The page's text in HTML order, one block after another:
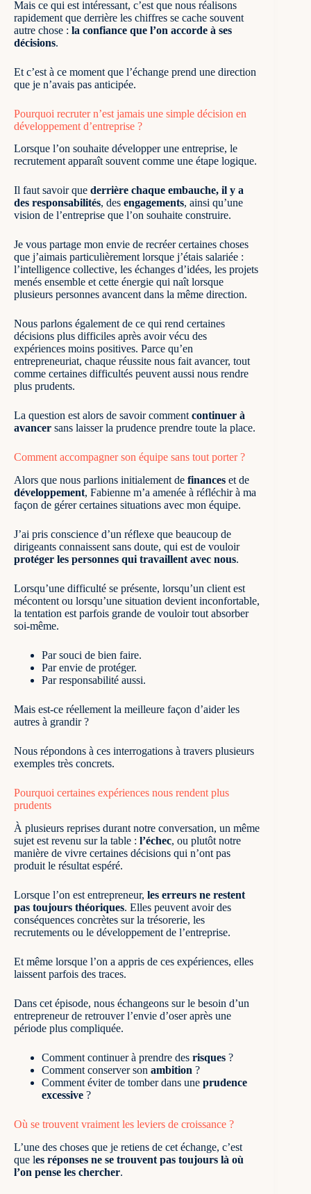
Mais ce qui est intéressant, c’est que nous réalisons
rapidement que derrière les chiffres se cache souvent
autre chose : la confiance que l’on accorde à ses
décisions.
Et c’est à ce moment que l’échange prend une direction
que je n’avais pas anticipée.
Pourquoi recruter n’est jamais une simple décision en
développement d’entreprise ?
Lorsque l’on souhaite développer une entreprise, le
recrutement apparaît souvent comme une étape logique.
Il faut savoir que derrière chaque embauche, il y a
des responsabilités, des engagements, ainsi qu’une
vision de l’entreprise que l’on souhaite construire.
Je vous partage mon envie de recréer certaines choses
que j’aimais particulièrement lorsque j’étais salariée :
l’intelligence collective, les échanges d’idées, les projets
menés ensemble et cette énergie qui naît lorsque
plusieurs personnes avancent dans la même direction.
Nous parlons également de ce qui rend certaines
décisions plus difficiles après avoir vécu des
expériences moins positives. Parce qu’en
entrepreneuriat, chaque réussite nous fait avancer, tout
comme certaines difficultés peuvent aussi nous rendre
plus prudents.
La question est alors de savoir commentcontinuer à
avancer sans laisser la prudence prendre toute la place.
Comment accompagner son équipe sans tout porter ?
Alors que nous parlions initialement de finances et de
développement, Fabienne m’a amenée à réfléchir à ma
façon de gérer certaines situations avec mon équipe.
J’ai pris conscience d’un réflexe que beaucoup de
dirigeants connaissent sans doute, qui est de vouloir
protéger les personnes qui travaillent avec nous.
Lorsqu’une difficulté se présente, lorsqu’un client est
mécontent ou lorsqu’une situation devient inconfortable,
la tentation est parfois grande de vouloir tout absorber
soi-même.
Par souci de bien faire.
Par envie de protéger.
Par responsabilité aussi.
Mais est-ce réellement la meilleure façon d’aider les
autres à grandir ?
Nous répondons à ces interrogations à travers plusieurs
exemples très concrets.
Pourquoi certaines expériences nous rendent plus
prudents
À plusieurs reprises durant notre conversation, un même
sujet est revenu sur la table : l’échec, ou plutôt notre
manière de vivre certaines décisions qui n’ont pas
produit le résultat espéré.
Lorsque l’on est entrepreneur, les erreurs ne restent
pas toujours théoriques. Elles peuvent avoir des
conséquences concrètes sur la trésorerie, les
recrutements ou le développement de l’entreprise.
Et même lorsque l’on a appris de ces expériences, elles
laissent parfois des traces.
Dans cet épisode, nous échangeons sur le besoin d’un
entrepreneur de retrouver l’envie d’oser après une
période plus compliquée.
Comment continuer à prendre des risques ?
Comment conserver son ambition ?
Comment éviter de tomber dans une prudence
excessive ?
Où se trouvent vraiment les leviers de croissance ?
L’une des choses que je retiens de cet échange, c’est
que les réponses ne se trouvent pas toujours là où
l’on pense les chercher.